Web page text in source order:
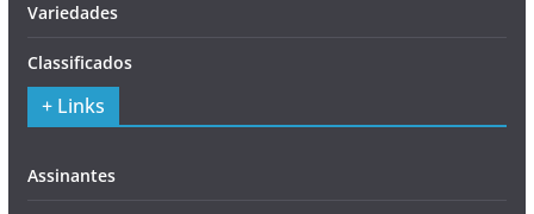
Variedades
Classificados
+ Links
Assinantes